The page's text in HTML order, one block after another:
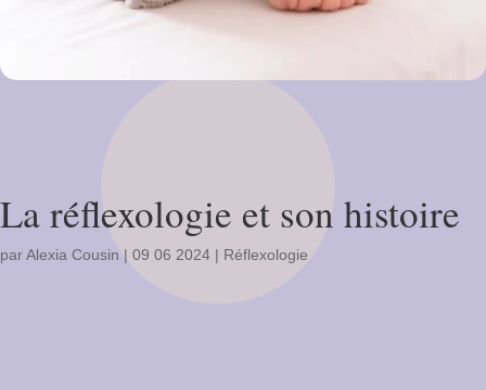
La réflexologie et son histoire
parAlexia Cousin | 09 06 2024 | Réflexologie